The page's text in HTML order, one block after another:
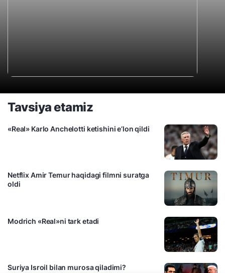
Tavsiya etamiz
«Real» Karlo Anchelotti ketishini e’lon qildi
Netflix Amir Temur haqidagi filmni suratga
oldi
Modrich «Real»ni tark etadi
Suriya Isroil bilan murosa qiladimi?